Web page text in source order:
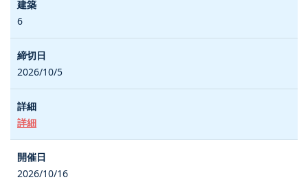
6
2026/10/5
詳細
2026/10/16